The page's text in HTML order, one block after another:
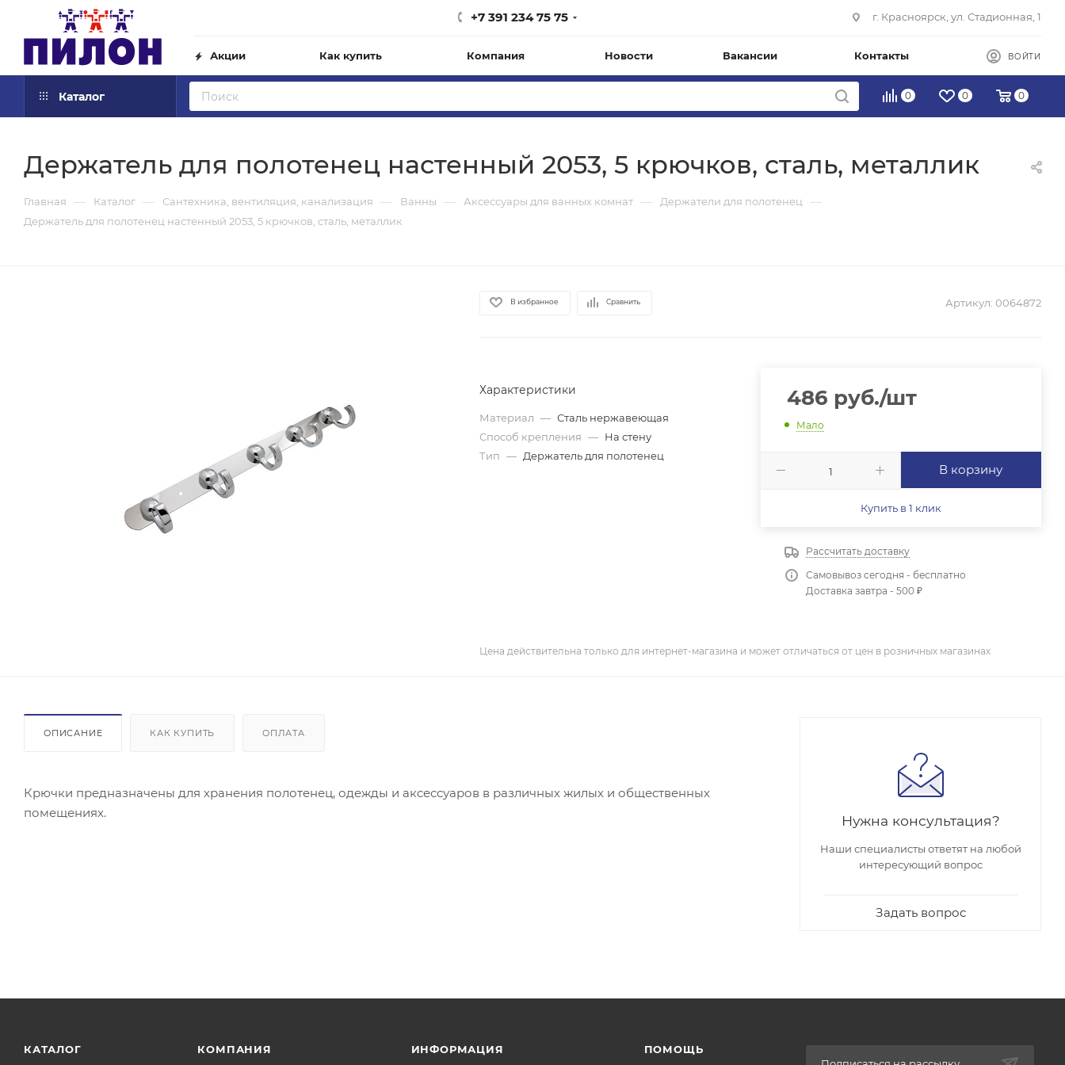
+7 391 234 75 75 г. Красноярск, ул. Стадионная, 1
Акции Как купить Компания Новости Вакансии Контакты ВОЙТИ
Каталог 0 0 0
Держатель для полотенец настенный 2053, 5 крючков, сталь, металлик
Главная — Каталог — Сантехника, вентиляция, канализация — Ванны — Аксессуары для ванных комнат — Держатели для полотенец —
Держатель для полотенец настенный 2053, 5 крючков, сталь, металлик
В избранное Сравнить Артикул: 0064872
Характеристики
Материал — Сталь нержавеющая
Способ крепления — На стену
Тип — Держатель для полотенец
486 руб./шт
Мало
В корзину
Купить в 1 клик
Рассчитать доставку
Самовывоз сегодня - бесплатно
Доставка завтра - 500 ₽
Цена действительна только для интернет-магазина и может отличаться от цен в розничных магазинах
ОПИСАНИЕ КАК КУПИТЬ ОПЛАТА
Крючки предназначены для хранения полотенец, одежды и аксессуаров в различных жилых и общественных
помещениях.
Нужна консультация?
Наши специалисты ответят на любой
интересующий вопрос
Задать вопрос
КАТАЛОГ КОМПАНИЯ ИНФОРМАЦИЯ
ПОМОЩЬ